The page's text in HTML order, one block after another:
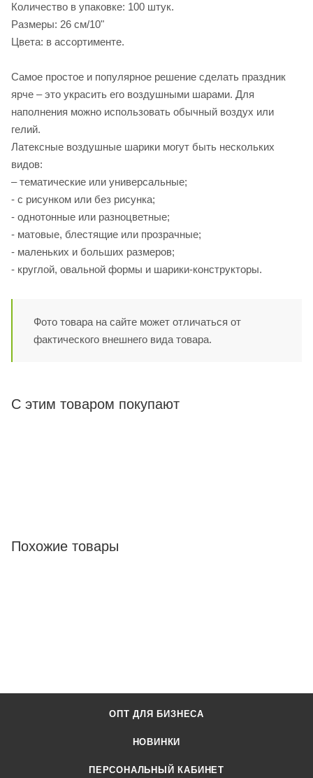
Количество в упаковке: 100 штук.
Размеры: 26 см/10"
Цвета: в ассортименте.
Самое простое и популярное решение сделать праздник
ярче – это украсить его воздушными шарами. Для
наполнения можно использовать обычный воздух или
гелий.
Латексные воздушные шарики могут быть нескольких
видов:
– тематические или универсальные;
- с рисунком или без рисунка;
- однотонные или разноцветные;
- матовые, блестящие или прозрачные;
- маленьких и больших размеров;
- круглой, овальной формы и шарики-конструкторы.
Фото товара на сайте может отличаться от
фактического внешнего вида товара.
С этим товаром покупают
Похожие товары
ОПТ ДЛЯ БИЗНЕСА
НОВИНКИ
ПЕРСОНАЛЬНЫЙ КАБИНЕТ